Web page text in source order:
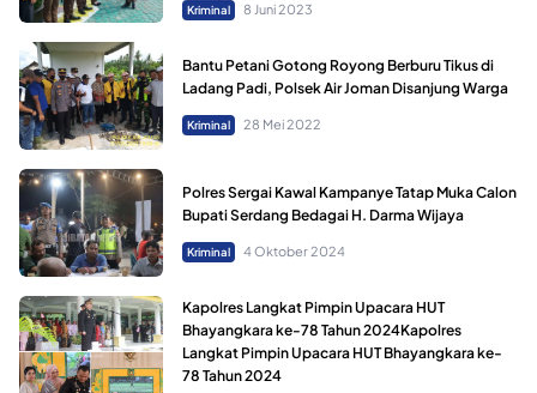
Kriminal 8 Juni 2023
Bantu Petani Gotong Royong Berburu Tikus di
Ladang Padi, Polsek Air Joman Disanjung Warga
Kriminal 28 Mei 2022
Polres Sergai Kawal Kampanye Tatap Muka Calon
Bupati Serdang Bedagai H. Darma Wijaya
Kriminal 4 Oktober 2024
Kapolres Langkat Pimpin Upacara HUT
Bhayangkara ke-78 Tahun 2024Kapolres
Langkat Pimpin Upacara HUT Bhayangkara ke-
78 Tahun 2024